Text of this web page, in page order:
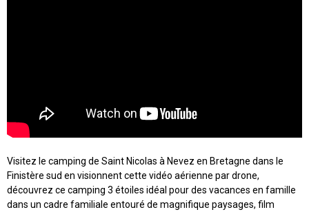
Visitez le camping de Saint Nicolas à Nevez en Bretagne dans le
Finistère sud en visionnent cette vidéo aérienne par drone,
découvrez ce camping 3 étoiles idéal pour des vacances en famille
dans un cadre familiale entouré de magnifique paysages, film